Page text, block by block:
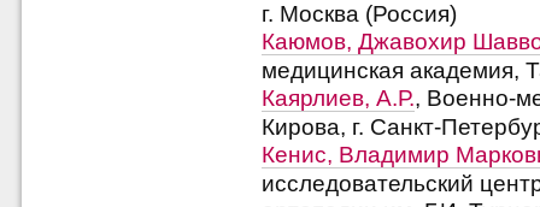
г. Москва (Россия)
Каюмов, Джавохир
медицинская академия,
Каярлиев, А.Р., Военно-
Кирова, г. Санкт-
Кенис, Владимир
исследовательский